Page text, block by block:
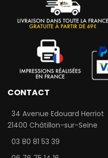
CONTACT
34 Avenue Edouard Herriot
21400 Châtillon-sur-Seine
03 80 81 53 39